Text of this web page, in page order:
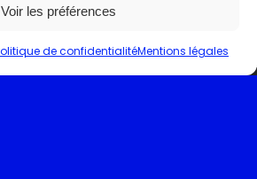
Voir les préférences
de confidentialitéMentions légales